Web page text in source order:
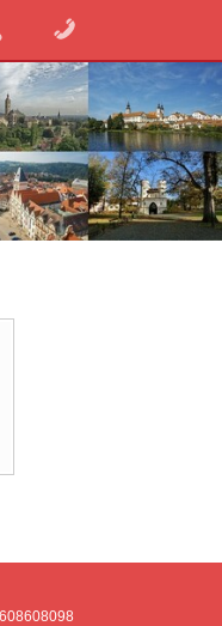
608608098